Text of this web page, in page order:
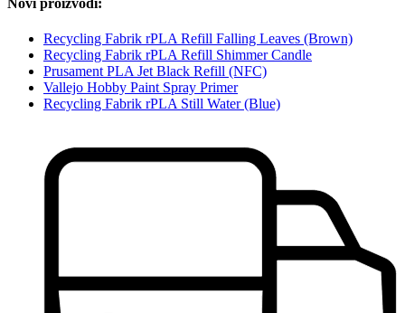
Recycling Fabrik rPLA Refill Falling Leaves (Brown)
Recycling Fabrik rPLA Refill Shimmer Candle
Prusament PLA Jet Black Refill (NFC)
Vallejo Hobby Paint Spray Primer
Recycling Fabrik rPLA Still Water (Blue)